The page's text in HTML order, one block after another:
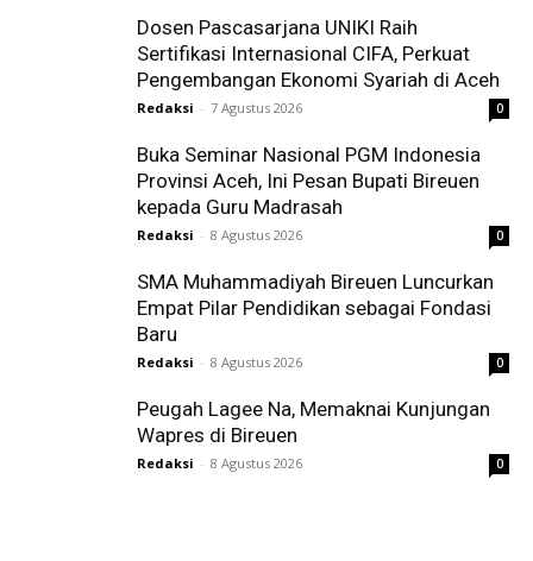
Dosen Pascasarjana UNIKI Raih
Sertifikasi Internasional CIFA, Perkuat
Pengembangan Ekonomi Syariah di Aceh
Redaksi - 7 Agustus 2026 0
Buka Seminar Nasional PGM Indonesia
Provinsi Aceh, Ini Pesan Bupati Bireuen
kepada Guru Madrasah
Redaksi - 8 Agustus 2026 0
SMA Muhammadiyah Bireuen Luncurkan
Empat Pilar Pendidikan sebagai Fondasi
Baru
Redaksi - 8 Agustus 2026 0
Peugah Lagee Na, Memaknai Kunjungan
Wapres di Bireuen
Redaksi - 8 Agustus 2026 0